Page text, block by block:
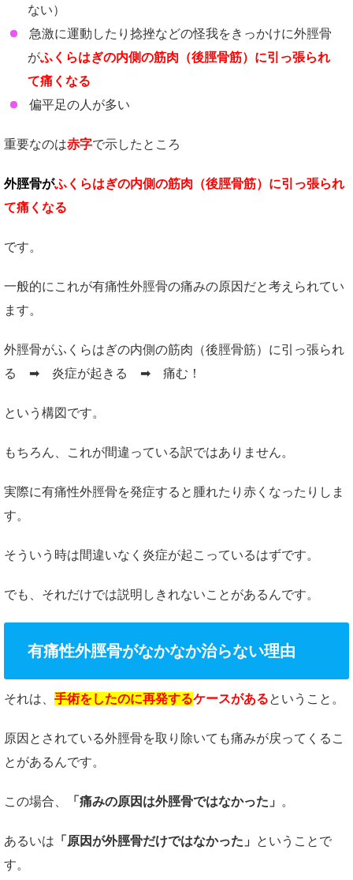
ない）
急激に運動したり捻挫などの怪我をきっかけに外脛骨
がふくらはぎの内側の筋肉（後脛骨筋）に引っ張られ
て痛くなる
偏平足の人が多い
重要なのは赤字で示したところ
外脛骨がふくらはぎの内側の筋肉（後脛骨筋）に引っ張られ
て痛くなる
です。
一般的にこれが有痛性外脛骨の痛みの原因だと考えられてい
ます。
外脛骨がふくらはぎの内側の筋肉（後脛骨筋）に引っ張られ
る ➡ 炎症が起きる ➡ 痛む！
という構図です。
もちろん、これが間違っている訳ではありません。
実際に有痛性外脛骨を発症すると腫れたり赤くなったりしま
す。
そういう時は間違いなく炎症が起こっているはずです。
でも、それだけでは説明しきれないことがあるんです。
有痛性外脛骨がなかなか治らない理由
それは、 手術をしたのに再発するケースがあるということ。
原因とされている外脛骨を取り除いても痛みが戻ってくるこ
とがあるんです。
この場合、 「痛みの原因は外脛骨ではなかった」 。
あるいは 「原因が外脛骨だけではなかった」
ということで
す。